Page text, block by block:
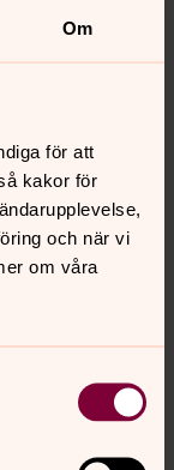
Om
för att
kakor för
och när vi
om våra
på